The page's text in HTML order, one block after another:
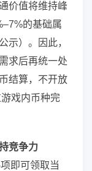
价值将维持峰
的基础属
示）。因此，
求后再统一处
结算，不开放
戏内币种完
竞争力
即可领取当